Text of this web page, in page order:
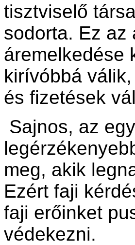
tisztviselő
sodorta. Ez az
áremelkedése
kirívóbbá
és fizetések
Sajnos, az
meg, akik
Ezért faji
faji erőinket
védekezni.